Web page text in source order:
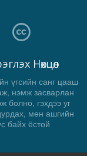
Нөхцөл
үгсийн санг цааш
нэмж засварлан
болно, гэхдээ уг
мөн ашгийн
байх ёстой